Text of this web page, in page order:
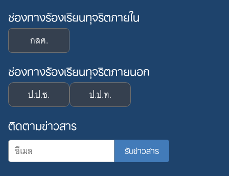
ช่องทางร้องเรียนทุจริตภายใน
กสศ.
ช่องทางร้องเรียนทุจริตภายนอก
ป.ป.ช. ป.ป.ท.
ติดตามข่าวสาร